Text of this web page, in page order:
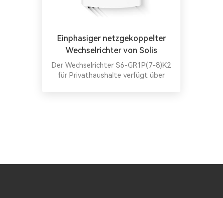
Einphasiger netzgekoppelter
Wechselrichter von Solis
Der Wechselrichter S6-GR1P(7-8)K2
für Privathaushalte verfügt über